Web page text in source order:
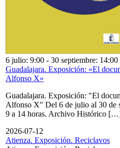
6 julio: 9:00 - 30 septiembre: 14:00
Guadalajara. Exposición: «El
Alfonso X»
Guadalajara. Exposición: "El
Alfonso X" Del 6 de julio al 30 de
9 a 14 horas. Archivo Histórico
2026-07-12
Atienza. Exposición. Reciclavos